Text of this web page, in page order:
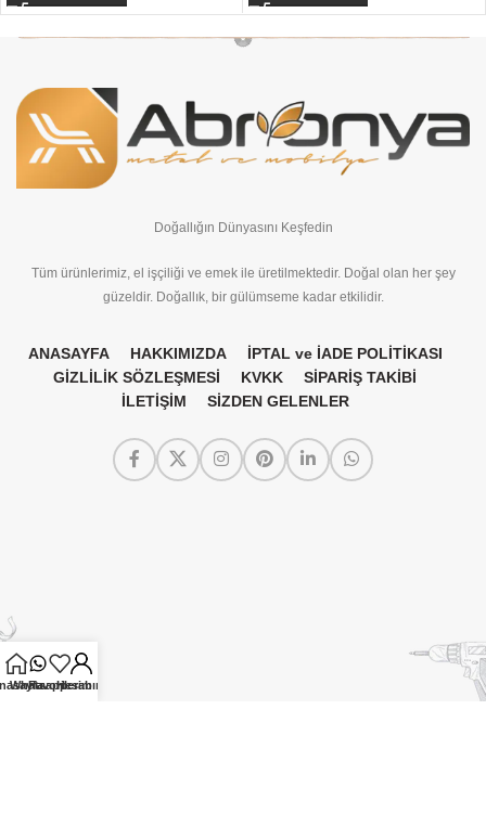
Doğallığın Dünyasını Keşfedin
Tüm ürünlerimiz, el işçiliği ve emek ile üretilmektedir. Doğal olan her şey
güzeldir. Doğallık, bir gülümseme kadar etkilidir.
ANASAYFA HAKKIMIZDA
İPTAL ve İADE POLİTİKASI
GİZLİLİK SÖZLEŞMESİ
KVKK
SİPARİŞ TAKİBİ
İLETİŞİM
SİZDEN GELENLER
Whatsapp
Favorilerim
Hesabım